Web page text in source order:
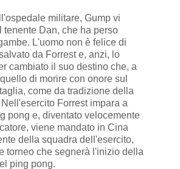
militare, Gump vi
tenente Dan, che ha perso
L'uomo non è felice di
da Forrest e, anzi, lo
cambiato il suo destino che, a
di morire con onore sul
come da tradizione della
Forrest impara a
pong e, diventato velocemente
viene mandato in Cina
della squadra dell'esercito,
torneo che segnerà l'inizio della
ping pong.